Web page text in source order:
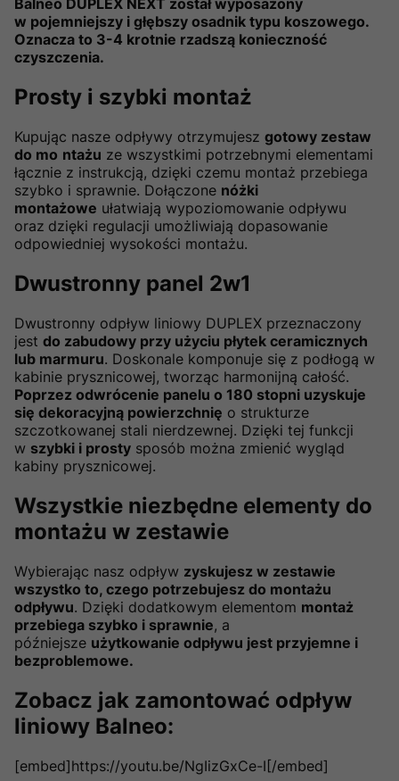
Balneo DUPLEX NEXT został wyposażony
w pojemniejszy i głębszy osadnik typu koszowego.
Oznacza to 3-4 krotnie rzadszą konieczność
czyszczenia.
Prosty i szybki montaż
Kupując nasze odpływy otrzymujesz gotowy zestaw
do mo ntażu ze wszystkimi potrzebnymi elementami
łącznie z instrukcją, dzięki czemu montaż przebiega
szybko i sprawnie. Dołączone nóżki
montażowe ułatwiają wypoziomowanie odpływu
oraz dzięki regulacji umożliwiają dopasowanie
odpowiedniej wysokości montażu.
Dwustronny panel 2w1
Dwustronny odpływ liniowy DUPLEX przeznaczony
jest do zabudowy przy użyciu płytek ceramicznych
lub marmuru. Doskonale komponuje się z podłogą w
kabinie prysznicowej, tworząc harmonijną całość.
Poprzez odwrócenie panelu o 180 stopni uzyskuje
się dekoracyjną powierzchnię o strukturze
szczotkowanej stali nierdzewnej. Dzięki tej funkcji
w szybki i prosty sposób można zmienić wygląd
kabiny prysznicowej.
Wszystkie niezbędne elementy do
montażu w zestawie
Wybierając nasz odpływ zyskujesz w zestawie
wszystko to, czego potrzebujesz do montażu
odpływu. Dzięki dodatkowym elementom montaż
przebiega szybko i sprawnie, a
późniejsze użytkowanie odpływu jest przyjemne i
bezproblemowe.
Zobacz jak zamontować odpływ
liniowy Balneo:
[embed]https://youtu.be/NgIizGxCe-I[/embed]